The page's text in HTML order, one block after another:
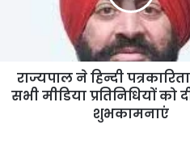
राज्यपाल ने हिन्दी
सभी मीडिया प्रतिनिधियों को
शुभकामनाएं